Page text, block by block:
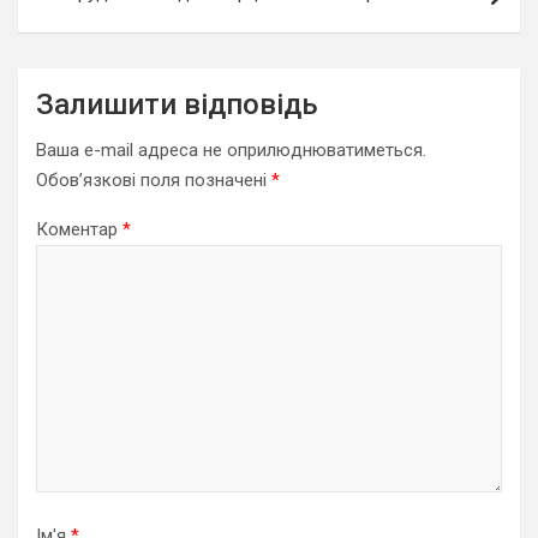
Залишити відповідь
Ваша e-mail адреса не оприлюднюватиметься.
Обов’язкові поля позначені *
Коментар *